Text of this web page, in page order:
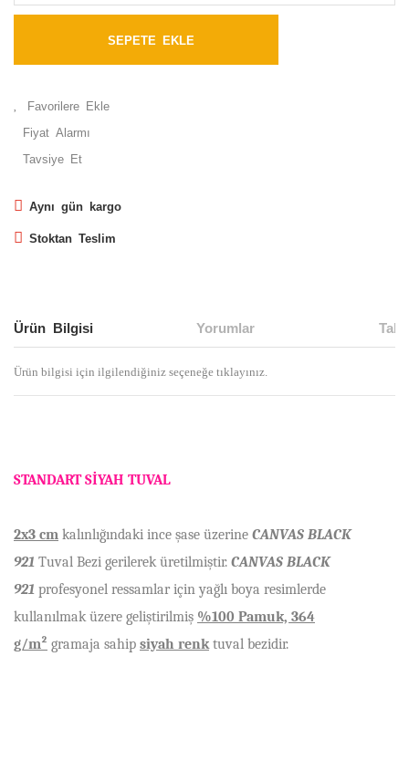
SEPETE EKLE
Fiyat Alarmı
Tavsiye Et
Aynı gün kargo
Stoktan Teslim
Ürün Bilgisi Yorumlar
Ürün bilgisi için ilgilendiğiniz seçeneğe tıklayınız.
STANDART SİYAH TUVAL
2x3 cm kalınlığındaki ince şase üzerine CANVAS BLACK
921 Tuval Bezi gerilerek üretilmiştir. CANVAS BLACK
921 profesyonel ressamlar için yağlı boya resimlerde
kullanılmaküzere geliştirilmiş %100 Pamuk, 364
g/m² gramaja sahip siyah renktuval bezidir.